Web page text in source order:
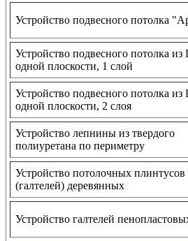
Устройство подвесного потолка
Устройство подвесного потолка
одной плоскости, 1 слой
Устройство подвесного потолка
одной плоскости, 2 слоя
Устройство лепнины из твердого
полиуретана по периметру
Устройство потолочных плинтусов
(галтелей) деревянных
Устройство галтелей